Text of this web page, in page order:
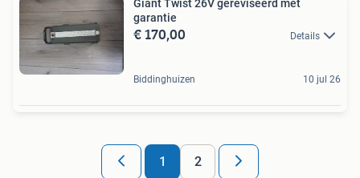
Giant Twist 26V gereviseerd met
garantie
€ 170,00 Details
Biddinghuizen 10 jul 26
1 2